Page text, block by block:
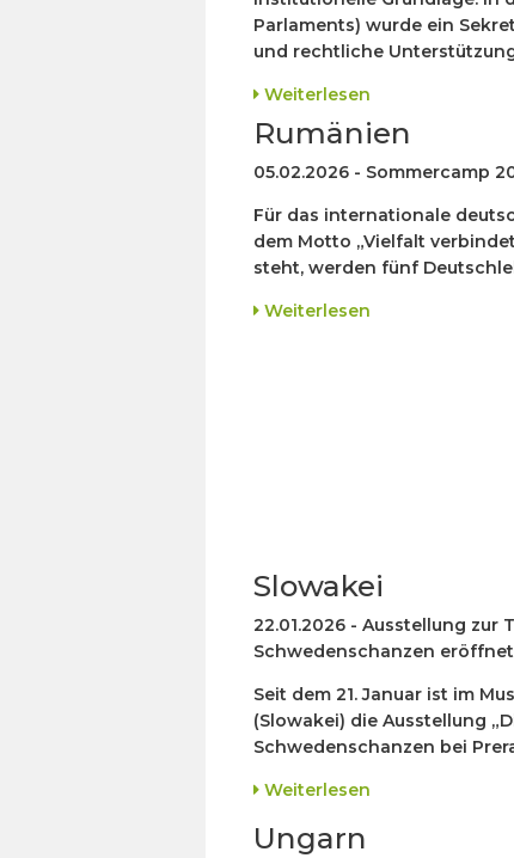
Parlaments) wurde ein
und rechtliche
Weiterlesen
Rumänien
05.02.2026 - Sommercamp
Für das internationale
dem Motto „Vielfalt
steht, werden fünf
Weiterlesen
Slowakei
22.01.2026 - Ausstellung
Schwedenschanzen eröffnet
Seit dem 21. Januar ist im
(Slowakei) die Ausstellung
Schwedenschanzen bei
Weiterlesen
Ungarn